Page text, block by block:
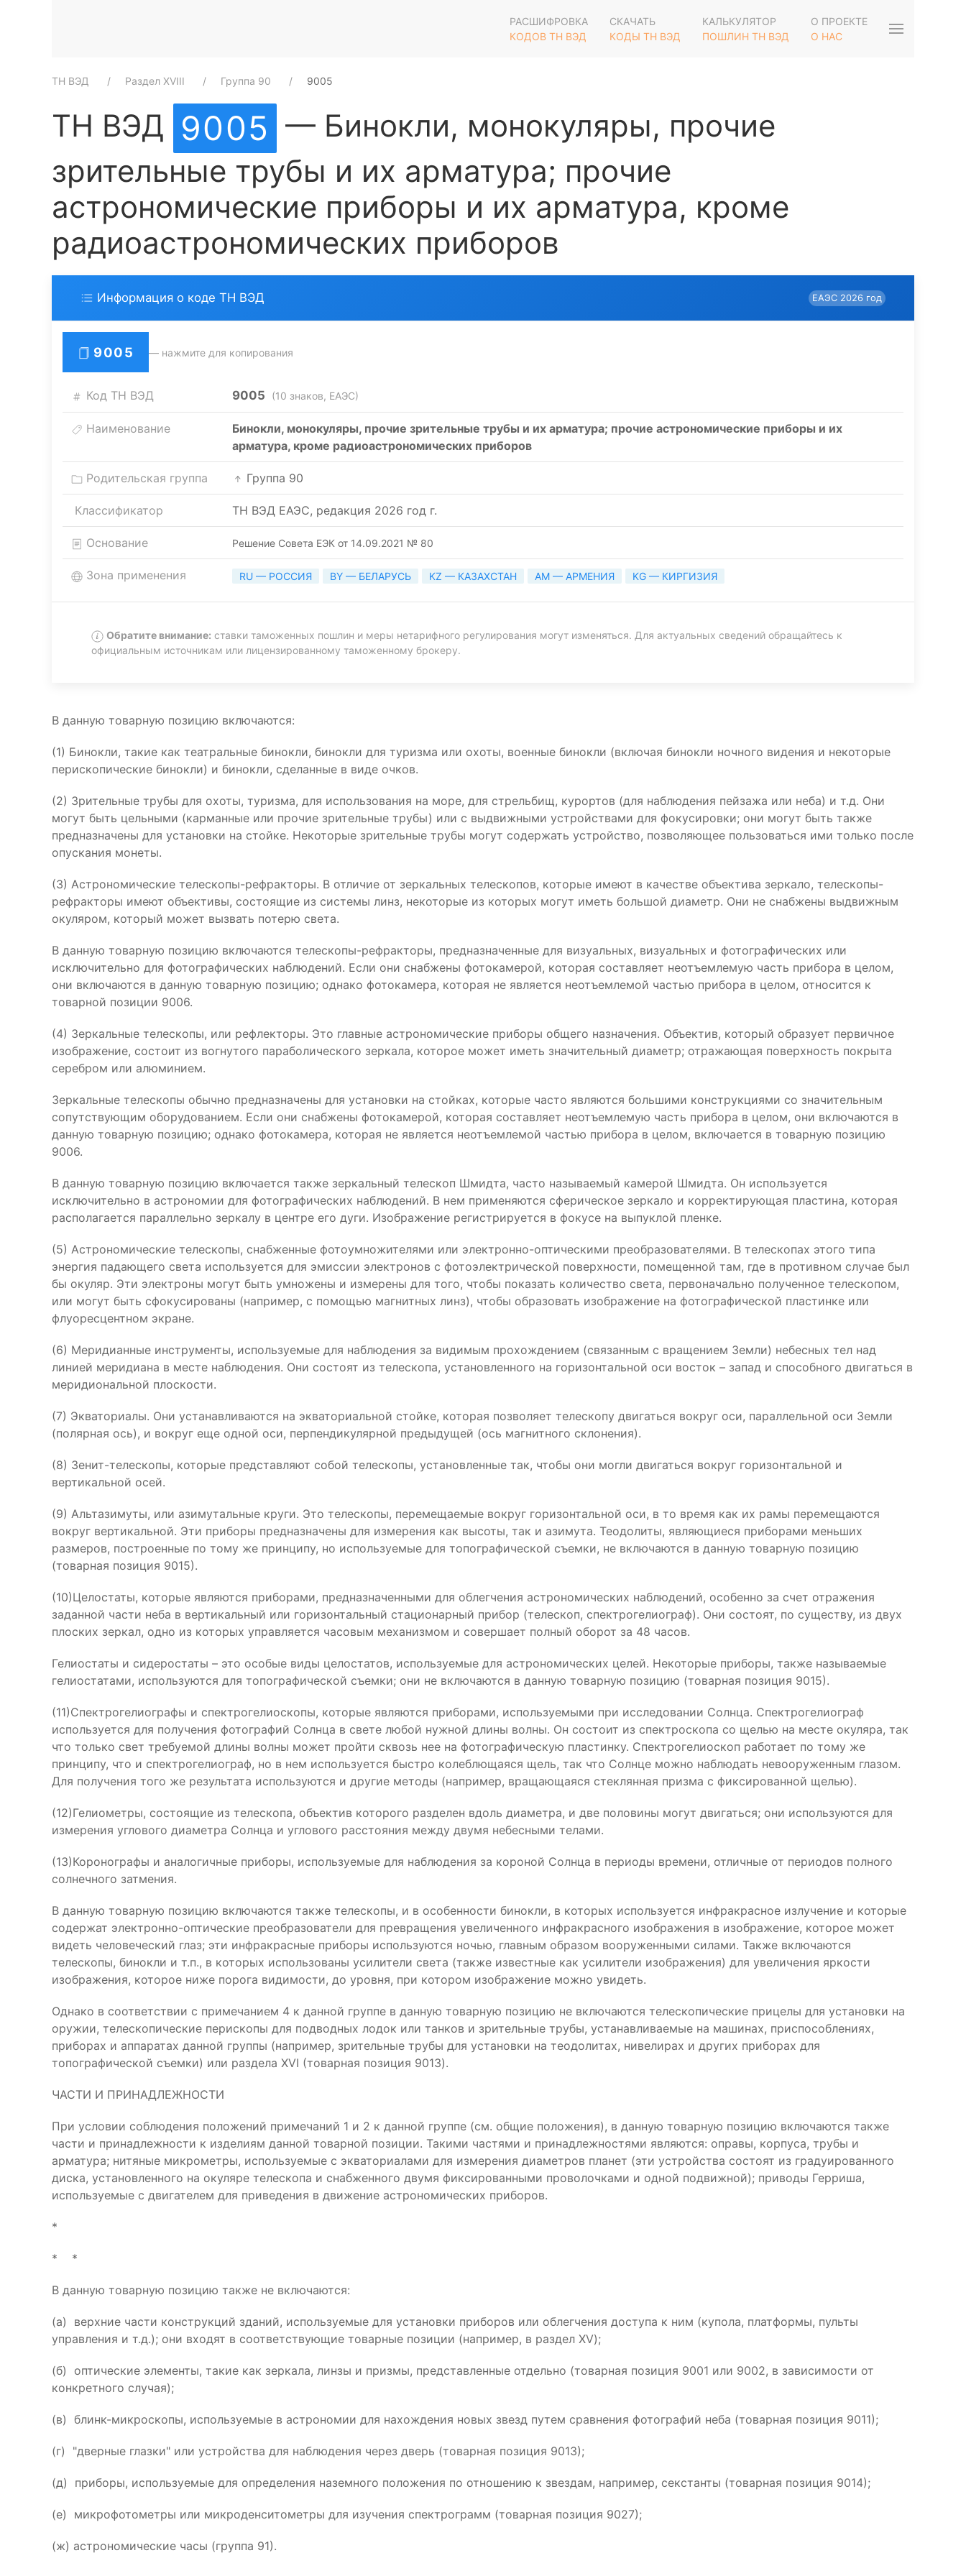
РАСШИФРОВКА
КОДОВ ТН ВЭД
СКАЧАТЬ
КОДЫ ТН ВЭД
КАЛЬКУЛЯТОР
ПОШЛИН ТН ВЭД
О ПРОЕКТЕ
О НАС
ТН ВЭД Раздел XVIII Группа 90 9005
ТН ВЭД 9005 — Бинокли, монокуляры, прочие
зрительные трубы и их арматура; прочие
астрономические приборы и их арматура, кроме
радиоастрономических приборов
Информация о коде ТН ВЭД ЕАЭС 2026 год
9005 — нажмите для копирования
Код ТН ВЭД 9005 (10 знаков, ЕАЭС)
Наименование
Бинокли, монокуляры, прочие зрительные трубы и их арматура; прочие астрономические приборы и их
арматура, кроме радиоастрономических приборов
Родительская группа Группа 90
Классификатор ТН ВЭД ЕАЭС, редакция 2026 год г.
Основание Решение Совета ЕЭК от 14.09.2021 № 80
Зона применения RU — РОССИЯ BY — БЕЛАРУСЬ KZ — КАЗАХСТАН AM — АРМЕНИЯ KG — КИРГИЗИЯ
Обратите внимание: ставки таможенных пошлин и меры нетарифного регулирования могут изменяться. Для актуальных сведений обращайтесь к
официальным источникам или лицензированному таможенному брокеру.
В данную товарную позицию включаются:
(1) Бинокли, такие как театральные бинокли, бинокли для туризма или охоты, военные бинокли (включая бинокли ночного видения и некоторые
перископические бинокли) и бинокли, сделанные в виде очков.
(2) Зрительные трубы для охоты, туризма, для использования на море, для стрельбищ, курортов (для наблюдения пейзажа или неба) и т.д. Они
могут быть цельными (карманные или прочие зрительные трубы) или с выдвижными устройствами для фокусировки; они могут быть также
предназначены для установки на стойке. Некоторые зрительные трубы могут содержать устройство, позволяющее пользоваться ими только после
опускания монеты.
(3) Астрономические телескопы-рефракторы. В отличие от зеркальных телескопов, которые имеют в качестве объектива зеркало, телескопы-
рефракторы имеют объективы, состоящие из системы линз, некоторые из которых могут иметь большой диаметр. Они не снабжены выдвижным
окуляром, который может вызвать потерю света.
В данную товарную позицию включаются телескопы-рефракторы, предназначенные для визуальных, визуальных и фотографических или
исключительно для фотографических наблюдений. Если они снабжены фотокамерой, которая составляет неотъемлемую часть прибора в целом,
они включаются в данную товарную позицию; однако фотокамера, которая не является неотъемлемой частью прибора в целом, относится к
товарной позиции 9006.
(4) Зеркальные телескопы, или рефлекторы. Это главные астрономические приборы общего назначения. Объектив, который образует первичное
изображение, состоит из вогнутого параболического зеркала, которое может иметь значительный диаметр; отражающая поверхность покрыта
серебром или алюминием.
Зеркальные телескопы обычно предназначены для установки на стойках, которые часто являются большими конструкциями со значительным
сопутствующим оборудованием. Если они снабжены фотокамерой, которая составляет неотъемлемую часть прибора в целом, они включаются в
данную товарную позицию; однако фотокамера, которая не является неотъемлемой частью прибора в целом, включается в товарную позицию
9006.
В данную товарную позицию включается также зеркальный телескоп Шмидта, часто называемый камерой Шмидта. Он используется
исключительно в астрономии для фотографических наблюдений. В нем применяются сферическое зеркало и корректирующая пластина, которая
располагается параллельно зеркалу в центре его дуги. Изображение регистрируется в фокусе на выпуклой пленке.
(5) Астрономические телескопы, снабженные фотоумножителями или электронно-оптическими преобразователями. В телескопах этого типа
энергия падающего света используется для эмиссии электронов с фотоэлектрической поверхности, помещенной там, где в противном случае был
бы окуляр. Эти электроны могут быть умножены и измерены для того, чтобы показать количество света, первоначально полученное телескопом,
или могут быть сфокусированы (например, с помощью магнитных линз), чтобы образовать изображение на фотографической пластинке или
флуоресцентном экране.
(6) Меридианные инструменты, используемые для наблюдения за видимым прохождением (связанным с вращением Земли) небесных тел над
линией меридиана в месте наблюдения. Они состоят из телескопа, установленного на горизонтальной оси восток – запад и способного двигаться в
меридиональной плоскости.
(7) Экваториалы. Они устанавливаются на экваториальной стойке, которая позволяет телескопу двигаться вокруг оси, параллельной оси Земли
(полярная ось), и вокруг еще одной оси, перпендикулярной предыдущей (ось магнитного склонения).
(8) Зенит-телескопы, которые представляют собой телескопы, установленные так, чтобы они могли двигаться вокруг горизонтальной и
вертикальной осей.
(9) Альтазимуты, или азимутальные круги. Это телескопы, перемещаемые вокруг горизонтальной оси, в то время как их рамы перемещаются
вокруг вертикальной. Эти приборы предназначены для измерения как высоты, так и азимута. Теодолиты, являющиеся приборами меньших
размеров, построенные по тому же принципу, но используемые для топографической съемки, не включаются в данную товарную позицию
(товарная позиция 9015).
(10)Целостаты, которые являются приборами, предназначенными для облегчения астрономических наблюдений, особенно за счет отражения
заданной части неба в вертикальный или горизонтальный стационарный прибор (телескоп, спектрогелиограф). Они состоят, по существу, из двух
плоских зеркал, одно из которых управляется часовым механизмом и совершает полный оборот за 48 часов.
Гелиостаты и сидеростаты – это особые виды целостатов, используемые для астрономических целей. Некоторые приборы, также называемые
гелиостатами, используются для топографической съемки; они не включаются в данную товарную позицию (товарная позиция 9015).
(11)Спектрогелиографы и спектрогелиоскопы, которые являются приборами, используемыми при исследовании Солнца. Спектрогелиограф
используется для получения фотографий Солнца в свете любой нужной длины волны. Он состоит из спектроскопа со щелью на месте окуляра, так
что только свет требуемой длины волны может пройти сквозь нее на фотографическую пластинку. Спектрогелиоскоп работает по тому же
принципу, что и спектрогелиограф, но в нем используется быстро колеблющаяся щель, так что Солнце можно наблюдать невооруженным глазом.
Для получения того же результата используются и другие методы (например, вращающаяся стеклянная призма с фиксированной щелью).
(12)Гелиометры, состоящие из телескопа, объектив которого разделен вдоль диаметра, и две половины могут двигаться; они используются для
измерения углового диаметра Солнца и углового расстояния между двумя небесными телами.
(13)Коронографы и аналогичные приборы, используемые для наблюдения за короной Солнца в периоды времени, отличные от периодов полного
солнечного затмения.
В данную товарную позицию включаются также телескопы, и в особенности бинокли, в которых используется инфракрасное излучение и которые
содержат электронно-оптические преобразователи для превращения увеличенного инфракрасного изображения в изображение, которое может
видеть человеческий глаз; эти инфракрасные приборы используются ночью, главным образом вооруженными силами. Также включаются
телескопы, бинокли и т.п., в которых использованы усилители света (также известные как усилители изображения) для увеличения яркости
изображения, которое ниже порога видимости, до уровня, при котором изображение можно увидеть.
Однако в соответствии с примечанием 4 к данной группе в данную товарную позицию не включаются телескопические прицелы для установки на
оружии, телескопические перископы для подводных лодок или танков и зрительные трубы, устанавливаемые на машинах, приспособлениях,
приборах и аппаратах данной группы (например, зрительные трубы для установки на теодолитах, нивелирах и других приборах для
топографической съемки) или раздела ХVI (товарная позиция 9013).
ЧАСТИ И ПРИНАДЛЕЖНОСТИ
При условии соблюдения положений примечаний 1 и 2 к данной группе (см. общие положения), в данную товарную позицию включаются также
части и принадлежности к изделиям данной товарной позиции. Такими частями и принадлежностями являются: оправы, корпуса, трубы и
арматура; нитяные микрометры, используемые с экваториалами для измерения диаметров планет (эти устройства состоят из градуированного
диска, установленного на окуляре телескопа и снабженного двумя фиксированными проволочками и одной подвижной); приводы Герриша,
используемые с двигателем для приведения в движение астрономических приборов.
*
* *
В данную товарную позицию также не включаются:
(а) верхние части конструкций зданий, используемые для установки приборов или облегчения доступа к ним (купола, платформы, пульты
управления и т.д.); они входят в соответствующие товарные позиции (например, в раздел XV);
(б) оптические элементы, такие как зеркала, линзы и призмы, представленные отдельно (товарная позиция 9001 или 9002, в зависимости от
конкретного случая);
(в) блинк-микроскопы, используемые в астрономии для нахождения новых звезд путем сравнения фотографий неба (товарная позиция 9011);
(г) "дверные глазки" или устройства для наблюдения через дверь (товарная позиция 9013);
(д) приборы, используемые для определения наземного положения по отношению к звездам, например, секстанты (товарная позиция 9014);
(е) микрофотометры или микроденситометры для изучения спектрограмм (товарная позиция 9027);
(ж) астрономические часы (группа 91).